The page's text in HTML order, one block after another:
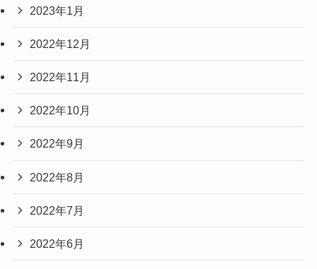
2023年1月
2022年12月
2022年11月
2022年10月
2022年9月
2022年8月
2022年7月
2022年6月